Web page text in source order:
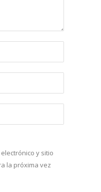
y sitio
la próxima vez